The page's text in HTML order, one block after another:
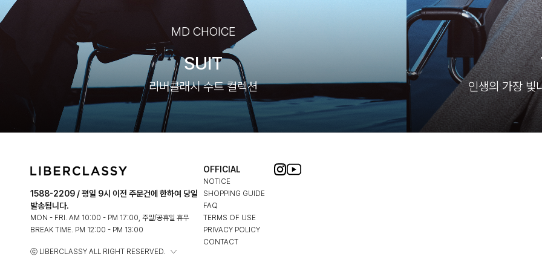
MD CHOICE
SUIT
리버클래시 수트 컬렉션 인생의 가장 빛
1588-2209 / 평일 9시 이전 주문건에 한하여 당일
발송됩니다.
MON - FRI. AM 10:00 - PM 17:00, 주말/공휴일 휴무
BREAK TIME. PM 12:00 - PM 13:00
ⓒ LIBERCLASSY ALL RIGHT RESERVED.
OFFICIAL
NOTICE
SHOPPING GUIDE
FAQ
TERMS OF USE
PRIVACY POLICY
CONTACT